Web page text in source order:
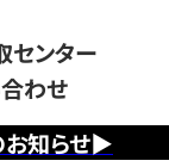
お知らせ▶
センター
わせ